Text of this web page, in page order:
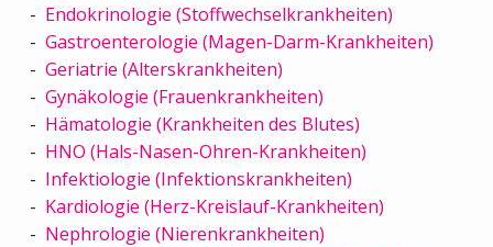
Endokrinologie (Stoffwechselkrankheiten)
Gastroenterologie (Magen-Darm-Krankheiten)
Geriatrie (Alterskrankheiten)
Gynäkologie (Frauenkrankheiten)
Hämatologie (Krankheiten des Blutes)
HNO (Hals-Nasen-Ohren-Krankheiten)
Infektiologie (Infektionskrankheiten)
Kardiologie (Herz-Kreislauf-Krankheiten)
Nephrologie (Nierenkrankheiten)